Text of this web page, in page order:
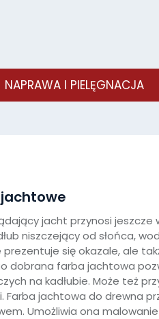
NAPRAWA I PIELĘGNACJA
jacht przynosi jeszcze
niszczejący od słońca,
się okazale, ale
dobrana farba jachtowa
na kadłubie. Może też
Farba jachtowa do drewna
Umożliwia ona